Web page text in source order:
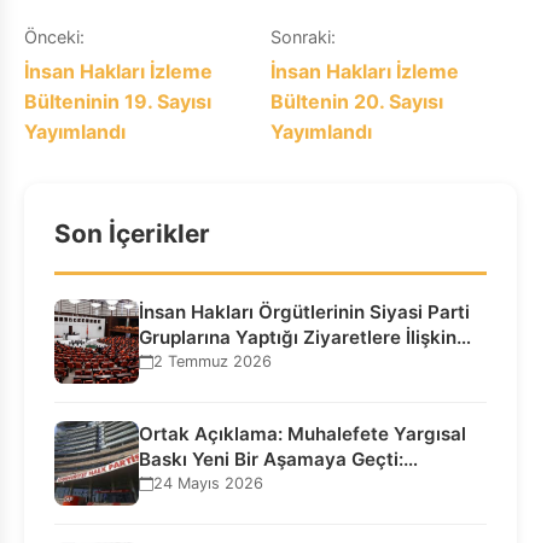
Yazı
gezinmesi
Önceki:
İnsan Hakları İzleme
Bülteninin 19. Sayısı
Yayımlandı
Sonraki:
İnsan Hakları İzleme
Bültenin 20. Sayısı
Yayımlandı
Son İçerikler
İnsan Hakları Örgütlerinin Siyasi Parti
Gruplarına Yaptığı Ziyaretlere İlişkin
Bilgilendirme…
2 Temmuz 2026
Ortak Açıklama: Muhalefete Yargısal
Baskı Yeni Bir Aşamaya Geçti:
Seçilmiş…
24 Mayıs 2026